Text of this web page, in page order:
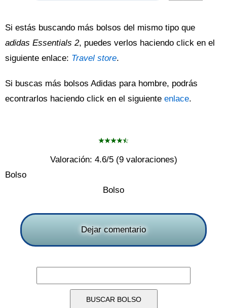
Si estás buscando más bolsos del mismo tipo que
adidas Essentials 2, puedes verlos haciendo click en el
siguiente enlace: Travel store.
Si buscas más bolsos Adidas para hombre, podrás
econtrarlos haciendo click en el siguiente enlace.
Valoración: 4.6/5 (9valoraciones)
Bolso
Bolso
Dejar comentario